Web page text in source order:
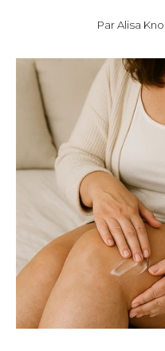
Par Alisa